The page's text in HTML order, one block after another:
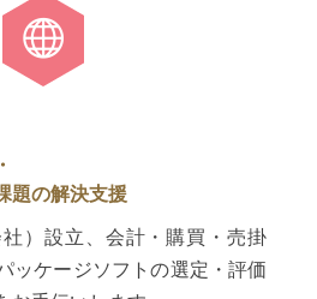
題の解決支援
）設立、会計・購買・売掛
ッケージソフトの選定・評価